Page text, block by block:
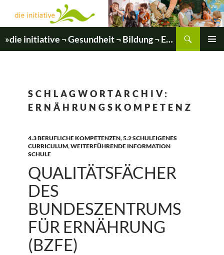
Inhalt
springen
»die initiative ¬ Gesundheit ¬ Bildung ¬ Entwicklung«
SCHLAGWORTARCHIV:
ERNÄHRUNGSKOMPETENZ
4.3 BERUFLICHE KOMPETENZEN,5.2 SCHULEIGENES
CURRICULUM,WEITERFÜHRENDE INFORMATION
SCHULE
QUALITÄTSFÄCHER
DES
BUNDESZENTRUMS
FÜR ERNÄHRUNG
(BZFE)